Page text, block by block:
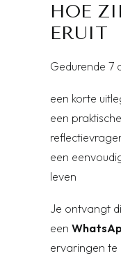
HOE
ERUIT
Gedurende 7
een korte
een
een
leven
Je ontvangt
een
ervaringen te